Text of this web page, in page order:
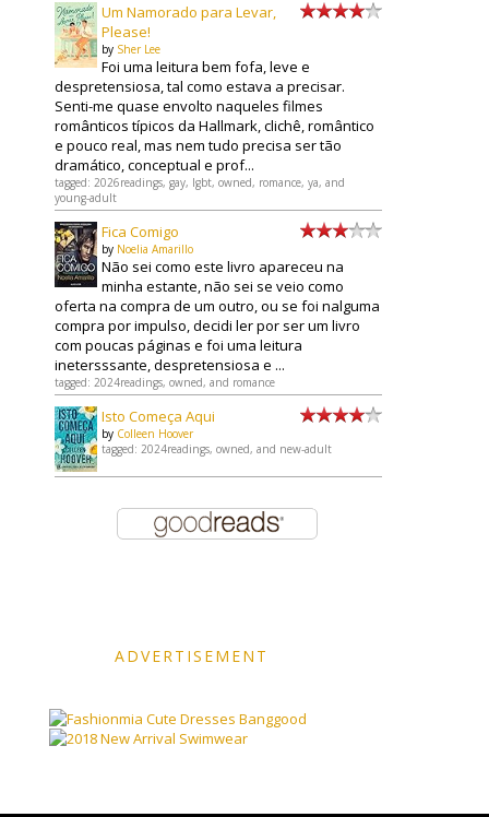
Um Namorado para Levar,
Please!
by Sher Lee
Foi uma leitura bem fofa, leve e
despretensiosa, tal como estava a precisar.
Senti-me quase envolto naqueles filmes
românticos típicos da Hallmark, clichê, romântico
e pouco real, mas nem tudo precisa ser tão
dramático, conceptual e prof...
tagged: 2026readings, gay, lgbt, owned, romance, ya, and
young-adult
Fica Comigo
by Noelia Amarillo
Não sei como este livro apareceu na
minha estante, não sei se veio como
oferta na compra de um outro, ou se foi nalguma
compra por impulso, decidi ler por ser um livro
com poucas páginas e foi uma leitura
inetersssante, despretensiosa e ...
tagged: 2024readings, owned, and romance
Isto Começa Aqui
by Colleen Hoover
tagged: 2024readings, owned, and new-adult
ADVERTISEMENT
Banggood